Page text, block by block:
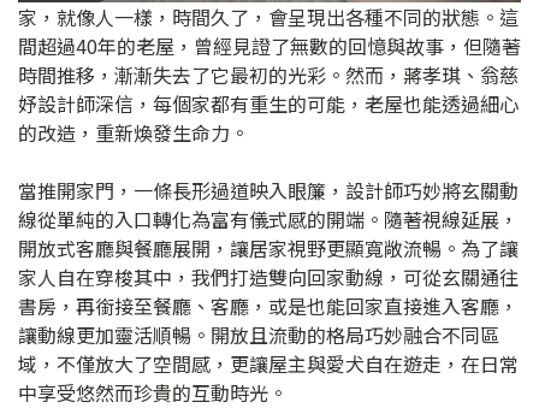
家，就像人一樣，時間久了，會呈現出各種不同的狀態。這
間超過40年的老屋，曾經見證了無數的回憶與故事，但隨著
時間推移，漸漸失去了它最初的光彩。然而，蔣孝琪、翁慈
妤設計師深信，每個家都有重生的可能，老屋也能透過細心
的改造，重新煥發生命力。
當推開家門，一條長形過道映入眼簾，設計師巧妙將玄關動
線從單純的入口轉化為富有儀式感的開端。隨著視線延展，
開放式客廳與餐廳展開，讓居家視野更顯寬敞流暢。為了讓
家人自在穿梭其中，我們打造雙向回家動線，可從玄關通往
書房，再銜接至餐廳、客廳，或是也能回家直接進入客廳，
讓動線更加靈活順暢。開放且流動的格局巧妙融合不同區
域，不僅放大了空間感，更讓屋主與愛犬自在遊走，在日常
中享受悠然而珍貴的互動時光。